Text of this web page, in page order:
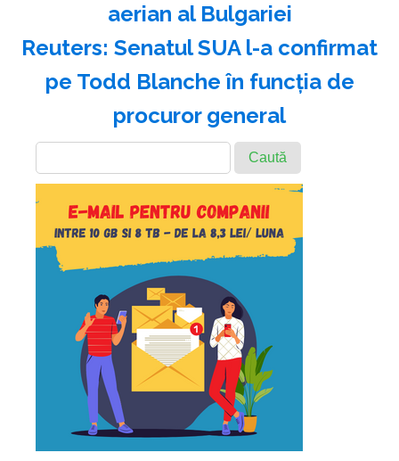
aerian al Bulgariei
Reuters: Senatul SUA l-a confirmat
pe Todd Blanche în funcţia de
procuror general